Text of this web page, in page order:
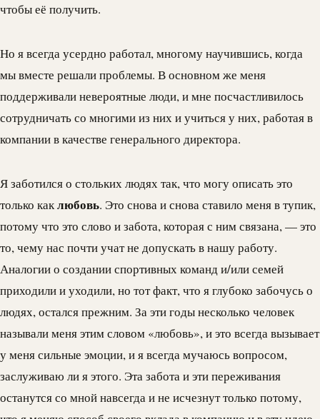
чтобы её получить.
Но я всегда усердно работал, многому научившись, когда
мы вместе решали проблемы. В основном же меня
поддерживали невероятные люди, и мне посчастливилось
сотрудничать со многими из них и учиться у них, работая в
компании в качестве генерального директора.
Я заботился о стольких людях так, что могу описать это
только каклюбовь. Это снова и снова ставило меня в тупик,
потому что это слово и забота, которая с ним связана, — это
то, чему нас почти учат не допускать в нашу работу.
Аналогии о создании спортивных команд и/или семей
приходили и уходили, но тот факт, что я глубоко забочусь о
людях, остался прежним. За эти годы несколько человек
называли меня этим словом «любовь», и это всегда вызывает
у меня сильные эмоции, и я всегда мучаюсь вопросом,
заслуживаю ли я этого. Эта забота и эти переживания
останутся со мной навсегда и не исчезнут только потому,